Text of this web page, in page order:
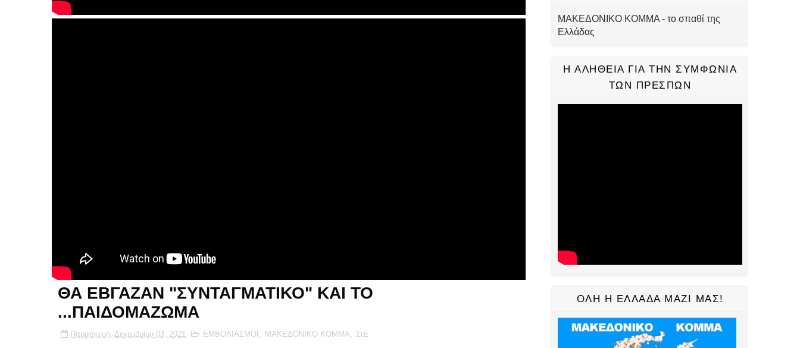
ΘΑ ΕΒΓΑΖΑΝ "ΣΥΝΤΑΓΜΑΤΙΚΟ" ΚΑΙ ΤΟ
...ΠΑΙΔΟΜΑΖΩΜΑ
Παρασκευή, Δεκεμβρίου 03, 2021 ΕΜΒΟΛΙΑΣΜΟΙ , ΜΑΚΕΔΟΝΙΚΟ ΚΟΜΜΑ, ΣτΕ
ΜΑΚΕΔΟΝΙΚΟ ΚΟΜΜΑ - το σπαθί της
Ελλάδας
Η ΑΛΗΘΕΙΑ ΓΙΑ ΤΗΝ ΣΥΜΦΩΝΙΑ
ΤΩΝ ΠΡΕΣΠΩΝ
ΟΛΗ Η ΕΛΛΑΔΑ ΜΑΖΙ ΜΑΣ!